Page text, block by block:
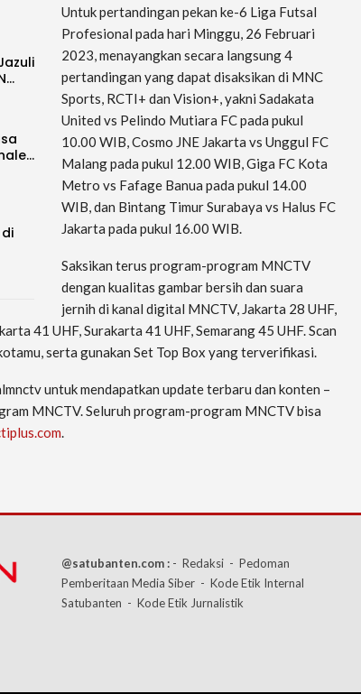
Untuk pertandingan pekan ke-6 Liga Futsal
Profesional pada hari Minggu, 26 Februari
2023, menayangkan secara langsung 4
pertandingan yang dapat disaksikan di MNC
Sports, RCTI+ dan Vision+, yakni Sadakata
United vs Pelindo Mutiara FC pada pukul
10.00 WIB, Cosmo JNE Jakarta vs Unggul FC
Malang pada pukul 12.00 WIB, Giga FC Kota
Metro vs Fafage Banua pada pukul 14.00
WIB, dan Bintang Timur Surabaya vs Halus FC
Jakarta pada pukul 16.00 WIB.
Saksikan terus program-program MNCTV
dengan kualitas gambar bersih dan suara
jernih di kanal digital MNCTV, Jakarta 28 UHF,
41 UHF, Surakarta 41 UHF, Semarang 45 UHF. Scan
serta gunakan Set Top Box yang terverifikasi.
untuk mendapatkan update terbaru dan konten –
MNCTV. Seluruh program-program MNCTV bisa
.
@satubanten.com : - Redaksi - Pedoman
Pemberitaan Media Siber - Kode Etik Internal
Satubanten - Kode Etik Jurnalistik